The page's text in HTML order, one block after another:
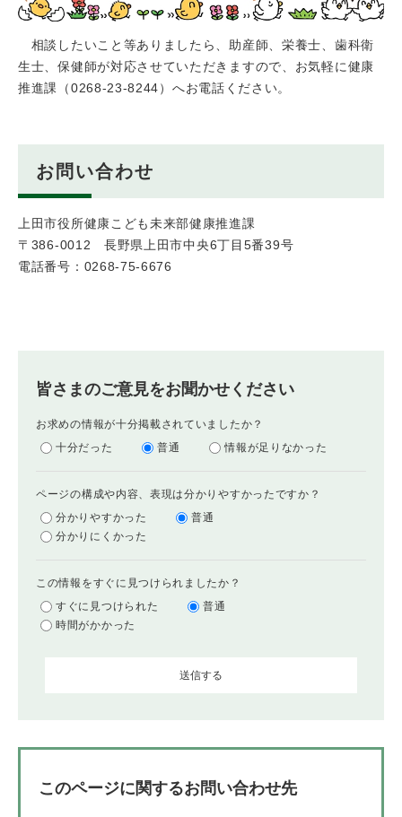
相談したいこと等ありましたら、助産師、栄養士、歯科衛
生士、保健師が対応させていただきますので、お気軽に健康
推進課（0268-23-8244）へお電話ください。
お問い合わせ
上田市役所健康こども未来部健康推進課
〒386-0012 長野県上田市中央6丁目5番39号
電話番号：0268-75-6676
皆さまのご意見をお聞かせください
お求めの情報が十分掲載されていましたか？
十分だった
普通 情報が足りなかった
ページの構成や内容、表現は分かりやすかったですか？
分かりやすかった
普通
分かりにくかった
この情報をすぐに見つけられましたか？
すぐに見つけられた
普通
時間がかかった
このページに関するお問い合わせ先